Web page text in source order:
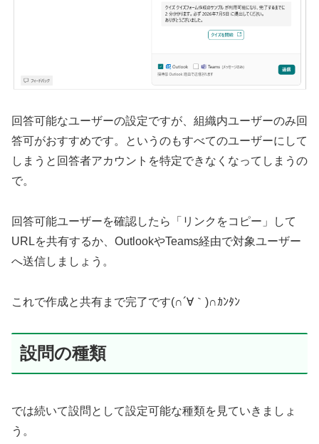
回答可能なユーザーの設定ですが、組織内ユーザーのみ回
答可がおすすめです。というのもすべてのユーザーにして
しまうと回答者アカウントを特定できなくなってしまうの
で。
回答可能ユーザーを確認したら「リンクをコピー」して
URLを共有するか、OutlookやTeams経由で対象ユーザー
へ送信しましょう。
これで作成と共有まで完了です(∩´∀｀)∩ｶﾝﾀﾝ
設問の種類
では続いて設問として設定可能な種類を見ていきましょ
う。